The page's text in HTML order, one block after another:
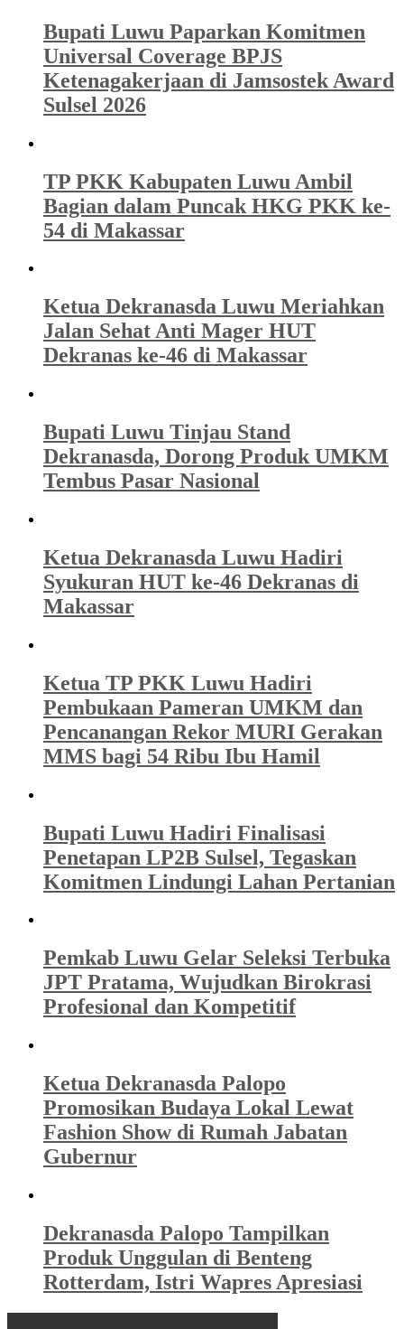
Bupati Luwu Paparkan Komitmen
Universal Coverage BPJS
Ketenagakerjaan di Jamsostek Award
Sulsel 2026
TP PKK Kabupaten Luwu Ambil
Bagian dalam Puncak HKG PKK ke-
54 di Makassar
Ketua Dekranasda Luwu Meriahkan
Jalan Sehat Anti Mager HUT
Dekranas ke-46 di Makassar
Bupati Luwu Tinjau Stand
Dekranasda, Dorong Produk UMKM
Tembus Pasar Nasional
Ketua Dekranasda Luwu Hadiri
Syukuran HUT ke-46 Dekranas di
Makassar
Ketua TP PKK Luwu Hadiri
Pembukaan Pameran UMKM dan
Pencanangan Rekor MURI Gerakan
MMS bagi 54 Ribu Ibu Hamil
Bupati Luwu Hadiri Finalisasi
Penetapan LP2B Sulsel, Tegaskan
Komitmen Lindungi Lahan Pertanian
Pemkab Luwu Gelar Seleksi Terbuka
JPT Pratama, Wujudkan Birokrasi
Profesional dan Kompetitif
Ketua Dekranasda Palopo
Promosikan Budaya Lokal Lewat
Fashion Show di Rumah Jabatan
Gubernur
Dekranasda Palopo Tampilkan
Produk Unggulan di Benteng
Rotterdam, Istri Wapres Apresiasi